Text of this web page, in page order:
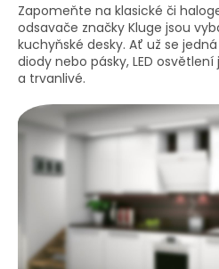
Zapomeňte na klasické či
odsavače značky Kluge jsou
kuchyňské desky. Ať už se
diody nebo pásky, LED
a trvanlivé.